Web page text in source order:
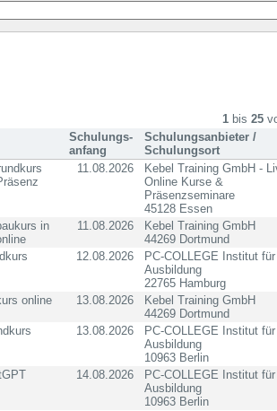
1 bis 25
Schulungs-
anfang
Schulungsanbieter /
Schulungsort
11.08.2026
Kebel Training GmbH -
Online Kurse &
Präsenzseminare
45128 Essen
in
11.08.2026
Kebel Training GmbH
44269 Dortmund
12.08.2026
PC-COLLEGE Institut
Ausbildung
22765 Hamburg
online 13.08.2026
Kebel Training GmbH
44269 Dortmund
13.08.2026
PC-COLLEGE Institut
Ausbildung
10963 Berlin
14.08.2026
PC-COLLEGE Institut
Ausbildung
10963 Berlin